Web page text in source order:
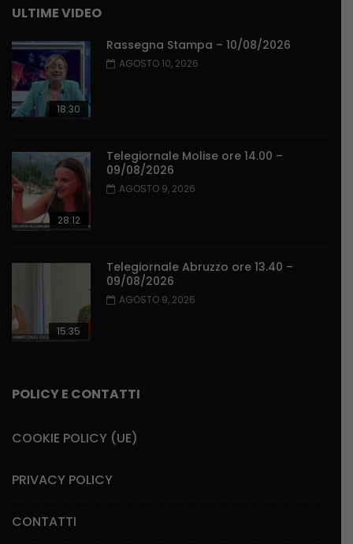
ULTIME VIDEO
18:30
Rassegna Stampa – 10/08/2026
AGOSTO 10, 2026
28:12
Telegiornale Molise ore 14.00 –
09/08/2026
AGOSTO 9, 2026
15:35
Telegiornale Abruzzo ore 13.40 –
09/08/2026
AGOSTO 9, 2026
POLICY E CONTATTI
COOKIE POLICY (UE)
PRIVACY POLICY
CONTATTI